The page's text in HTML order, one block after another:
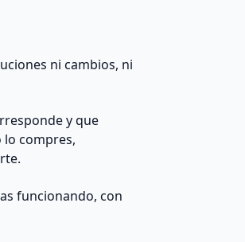
ni cambios, ni
y que
lo compres,
funcionando, con